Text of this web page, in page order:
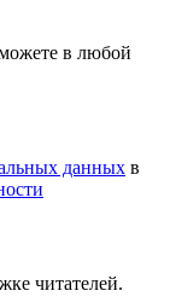
в любой
данных в
читателей.